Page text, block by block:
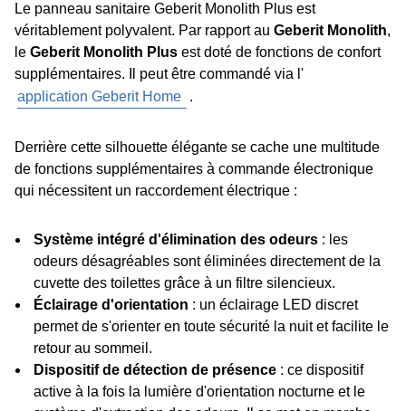
Le panneau sanitaire Geberit Monolith Plus est
véritablement polyvalent. Par rapport au Geberit Monolith,
le Geberit Monolith Plus est doté de fonctions de confort
supplémentaires. Il peut être commandé via l'
application Geberit Home .
Derrière cette silhouette élégante se cache une multitude
de fonctions supplémentaires à commande électronique
qui nécessitent un raccordement électrique :
Système intégré d'élimination des odeurs : les
odeurs désagréables sont éliminées directement de la
cuvette des toilettes grâce à un filtre silencieux.
Éclairage d'orientation : un éclairage LED discret
permet de s'orienter en toute sécurité la nuit et facilite le
retour au sommeil.
Dispositif de détection de présence : ce dispositif
active à la fois la lumière d'orientation nocturne et le